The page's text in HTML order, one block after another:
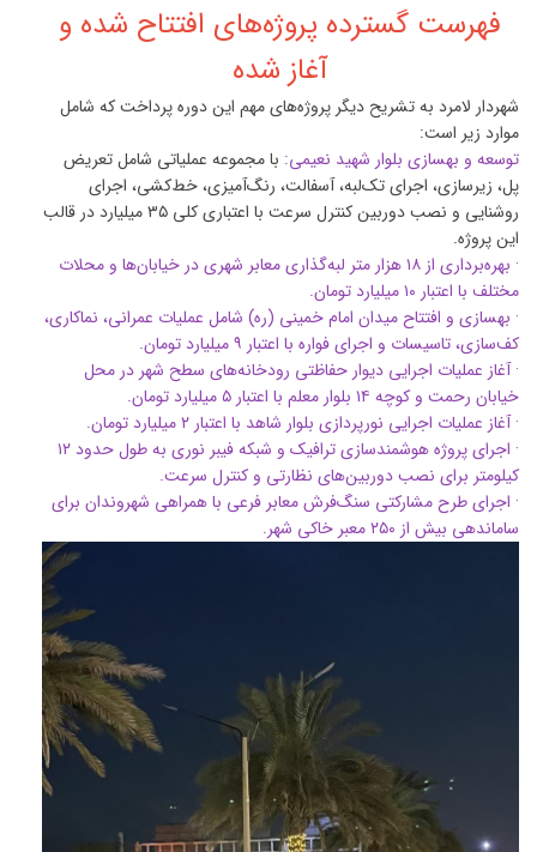
فهرست گسترده پروژه‌های افتتاح شده و
آغاز شده
شهردار لامرد به تشریح دیگر پروژه‌های مهم این دوره پرداخت که شامل
موارد زیر است:
توسعه و بهسازی بلوار شهید نعیمی: با مجموعه عملیاتی شامل تعریض
پل، زیرسازی، اجرای تک‌لبه، آسفالت، رنگ‌آمیزی، خط‌کشی، اجرای
روشنایی و نصب دوربین کنترل سرعت با اعتباری کلی ۳۵ میلیارد در قالب
این پروژه.
· بهره‌برداری از ۱۸ هزار متر لبه‌گذاری معابر شهری در خیابان‌ها و محلات
مختلف با اعتبار ۱۰ میلیارد تومان.
· بهسازی و افتتاح میدان امام خمینی (ره) شامل عملیات عمرانی، نماکاری،
کف‌سازی، تاسیسات و اجرای فواره با اعتبار ۹ میلیارد تومان.
· آغاز عملیات اجرایی دیوار حفاظتی رودخانه‌های سطح شهر در محل
خیابان رحمت و کوچه ۱۴ بلوار معلم با اعتبار ۵ میلیارد تومان.
· آغاز عملیات اجرایی نورپردازی بلوار شاهد با اعتبار ۲ میلیارد تومان.
· اجرای پروژه هوشمندسازی ترافیک و شبکه فیبر نوری به طول حدود ۱۲
کیلومتر برای نصب دوربین‌های نظارتی و کنترل سرعت.
· اجرای طرح مشارکتی سنگ‌فرش معابر فرعی با همراهی شهروندان برای
ساماندهی بیش از ۲۵۰ معبر خاکی شهر.